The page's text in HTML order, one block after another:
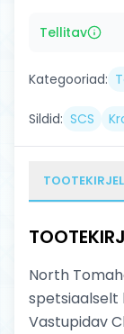
Tellitav
Kategooriad:
Sildid: SCS
North
spetsiaalselt
Vastupidav